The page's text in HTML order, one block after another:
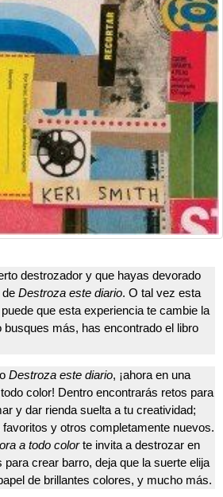
destrozador y que hayas devorado
Destroza este diario. O tal vez esta
que esta experiencia te cambie la
más, has encontrado el libro
Destroza este diario, ¡ahora en una
color! Dentro encontrarás retos para
y dar rienda suelta a tu creatividad;
y otros completamente nuevos.
a todo colorte invita a destrozar en
crear barro, deja que la suerte elija
de brillantes colores, y mucho más.